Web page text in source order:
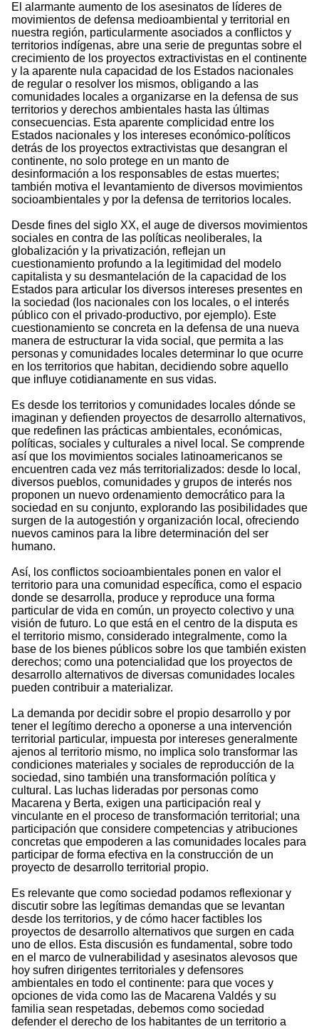
El alarmante aumento de los asesinatos de líderes de
movimientos de defensa medioambiental y territorial en
nuestra región, particularmente asociados a conflictos y
territorios indígenas, abre una serie de preguntas sobre el
crecimiento de los proyectos extractivistas en el continente
y la aparente nula capacidad de los Estados nacionales
de regular o resolver los mismos, obligando a las
comunidades locales a organizarse en la defensa de sus
territorios y derechos ambientales hasta las últimas
consecuencias. Esta aparente complicidad entre los
Estados nacionales y los intereses económico-políticos
detrás de los proyectos extractivistas que desangran el
continente, no solo protege en un manto de
desinformación a los responsables de estas muertes;
también motiva el levantamiento de diversos movimientos
socioambientales y por la defensa de territorios locales.
Desde fines del siglo XX, el auge de diversos movimientos
sociales en contra de las políticas neoliberales, la
globalización y la privatización, reflejan un
cuestionamiento profundo a la legitimidad del modelo
capitalista y su desmantelación de la capacidad de los
Estados para articular los diversos intereses presentes en
la sociedad (los nacionales con los locales, o el interés
público con el privado-productivo, por ejemplo). Este
cuestionamiento se concreta en la defensa de una nueva
manera de estructurar la vida social, que permita a las
personas y comunidades locales determinar lo que ocurre
en los territorios que habitan, decidiendo sobre aquello
que influye cotidianamente en sus vidas.
Es desde los territorios y comunidades locales dónde se
imaginan y defienden proyectos de desarrollo alternativos,
que redefinen las prácticas ambientales, económicas,
políticas, sociales y culturales a nivel local. Se comprende
así que los movimientos sociales latinoamericanos se
encuentren cada vez más territorializados: desde lo local,
diversos pueblos, comunidades y grupos de interés nos
proponen un nuevo ordenamiento democrático para la
sociedad en su conjunto, explorando las posibilidades que
surgen de la autogestión y organización local, ofreciendo
nuevos caminos para la libre determinación del ser
humano.
Así, los conflictos socioambientales ponen en valor el
territorio para una comunidad específica, como el espacio
donde se desarrolla, produce y reproduce una forma
particular de vida en común, un proyecto colectivo y una
visión de futuro. Lo que está en el centro de la disputa es
el territorio mismo, considerado integralmente, como la
base de los bienes públicos sobre los que también existen
derechos; como una potencialidad que los proyectos de
desarrollo alternativos de diversas comunidades locales
pueden contribuir a materializar.
La demanda por decidir sobre el propio desarrollo y por
tener el legítimo derecho a oponerse a una intervención
territorial particular, impuesta por intereses generalmente
ajenos al territorio mismo, no implica solo transformar las
condiciones materiales y sociales de reproducción de la
sociedad, sino también una transformación política y
cultural. Las luchas lideradas por personas como
Macarena y Berta, exigen una participación real y
vinculante en el proceso de transformación territorial; una
participación que considere competencias y atribuciones
concretas que empoderen a las comunidades locales para
participar de forma efectiva en la construcción de un
proyecto de desarrollo territorial propio.
Es relevante que como sociedad podamos reflexionar y
discutir sobre las legítimas demandas que se levantan
desde los territorios, y de cómo hacer factibles los
proyectos de desarrollo alternativos que surgen en cada
uno de ellos. Esta discusión es fundamental, sobre todo
en el marco de vulnerabilidad y asesinatos alevosos que
hoy sufren dirigentes territoriales y defensores
ambientales en todo el continente: para que voces y
opciones de vida como las de Macarena Valdés y su
familia sean respetadas, debemos como sociedad
defender el derecho de los habitantes de un territorio a